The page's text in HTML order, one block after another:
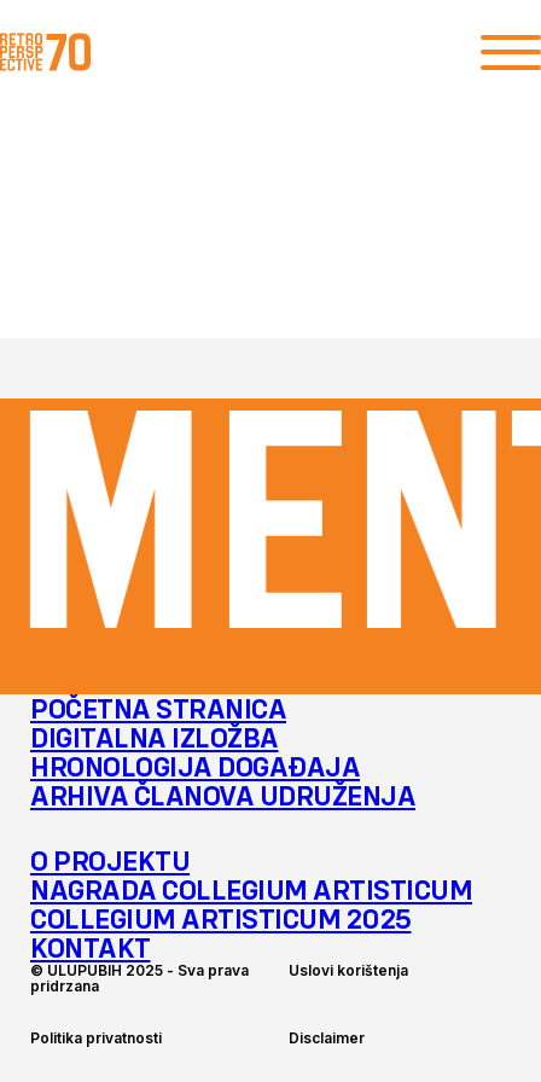
POČETNA STRANICA
DIGITALNA IZLOŽBA
HRONOLOGIJA DOGAĐAJA
ARHIVA ČLANOVA UDRUŽENJA
O PROJEKTU
NAGRADA COLLEGIUM ARTISTICUM
COLLEGIUM ARTISTICUM 2025
KONTAKT
© ULUPUBIH 2025 - Sva prava
pridrzana
Uslovi korištenja
Politika privatnosti Disclaimer